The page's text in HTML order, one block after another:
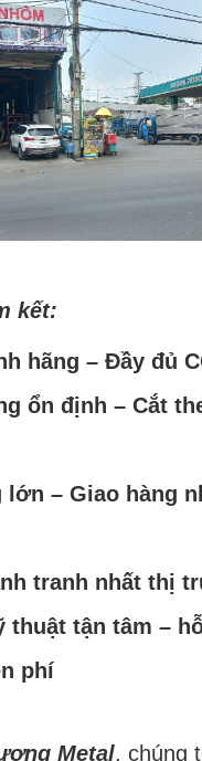
kết:
hãng – Đầy đủ
ổn định – Cắt
lớn – Giao hàng
tranh nhất thị
thuật tận tâm –
phí
Metal, chúng